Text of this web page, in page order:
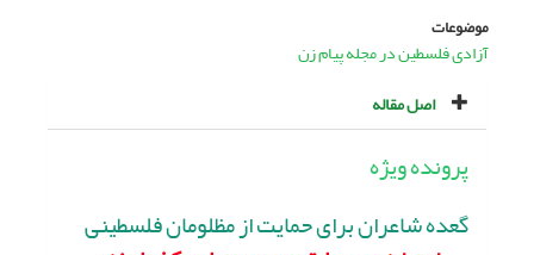
موضوعات
آزادی فلسطین در مجله پیام زن
اصل مقاله
پرونده ویژه
گعده شاعران برای حمایت از مظلومان فلسطینی